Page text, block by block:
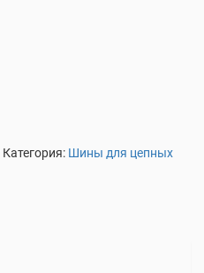
Категория: Шины для цепных